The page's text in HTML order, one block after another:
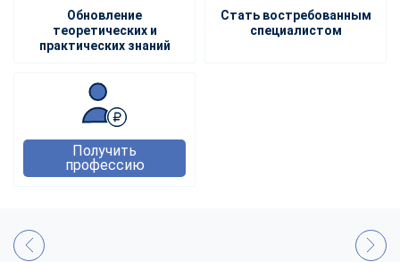
Обновление
теоретических и
практических знаний
Стать востребованным
специалистом
Получить
профессию